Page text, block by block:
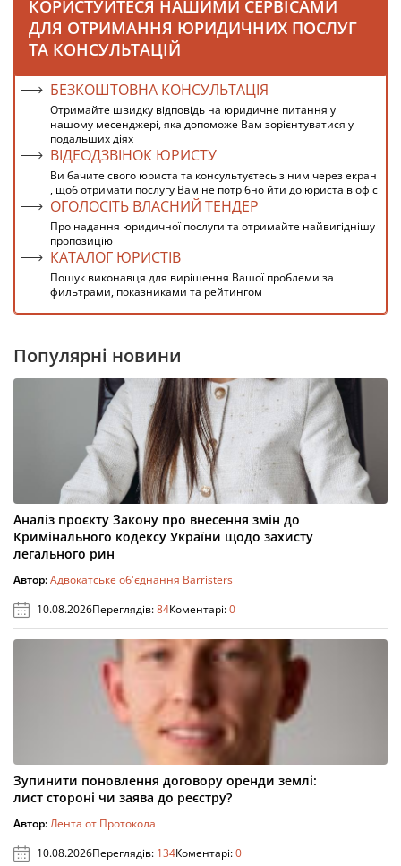
КОРИСТУЙТЕСЯ НАШИМИ СЕРВІСАМИ
ДЛЯ ОТРИМАННЯ ЮРИДИЧНИХ ПОСЛУГ
ТА КОНСУЛЬТАЦІЙ
БЕЗКОШТОВНА КОНСУЛЬТАЦІЯ
Отримайте швидку відповідь на юридичне питання у
нашому месенджері, яка допоможе Вам зорієнтуватися у
подальших діях
ВІДЕОДЗВІНОК ЮРИСТУ
Ви бачите свого юриста та консультуєтесь з ним через екран
, щоб отримати послугу Вам не потрібно йти до юриста в офіс
ОГОЛОСІТЬ ВЛАСНИЙ ТЕНДЕР
Про надання юридичної послуги та отримайте найвигіднішу
пропозицію
КАТАЛОГ ЮРИСТІВ
Пошук виконавця для вирішення Вашої проблеми за
фильтрами, показниками та рейтингом
Популярні новини
Аналіз проєкту Закону про внесення змін до
Кримінального кодексу України щодо захисту
легального рин
Автор:Адвокатське об'єднання Barristers
10.08.2026Переглядів:84Коментарі:0
Зупинити поновлення договору оренди землі:
лист стороні чи заява до реєстру?
Автор:Лента от Протокола
10.08.2026Переглядів: 134Коментарі:0